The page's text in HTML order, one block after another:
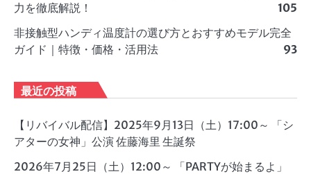
力を徹底解説！
105
非接触型ハンディ温度計の選び方とおすすめモデル完全
ガイド｜特徴・価格・活用法
93
最近の投稿
【リバイバル配信】2025年9月13日（土）17:00～ 「シ
アターの女神」公演 佐藤海里 生誕祭
2026年7月25日（土）12:00～ 「PARTYが始まるよ」